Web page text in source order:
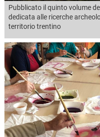
Pubblicato il quinto volume
dedicata alle ricerche
territorio trentino